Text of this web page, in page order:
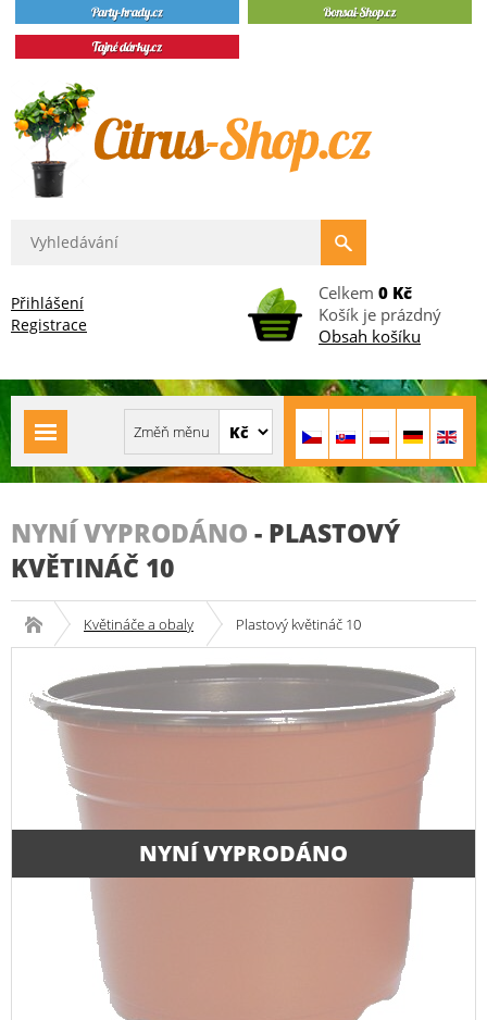
Přihlášení
Registrace
Celkem 0 Kč
Košík je prázdný
Obsah košíku
NYNÍ VYPRODÁNO - PLASTOVÝ
KVĚTINÁČ 10
Květináče a obaly Plastový květináč 10
NYNÍ VYPRODÁNO